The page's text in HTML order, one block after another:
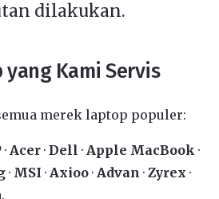
dilakukan.
Kami Servis
merek laptop populer:
· Acer · Dell · Apple MacBook ·
· MSI · Axioo · Advan · Zyrex ·